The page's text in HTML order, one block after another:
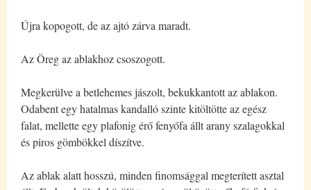
Újra kopogott, de az ajtó zárva maradt.
Az Öreg az ablakhoz csoszogott.
Megkerülve a betlehemes jászolt, bekukkantott az ablakon.
Odabent egy hatalmas kandalló szinte kitöltötte az egész
falat, mellette egy plafonig érő fenyőfa állt arany szalagokkal
és piros gömbökkel díszítve.
Az ablak alatt hosszú, minden finomsággal megterített asztal